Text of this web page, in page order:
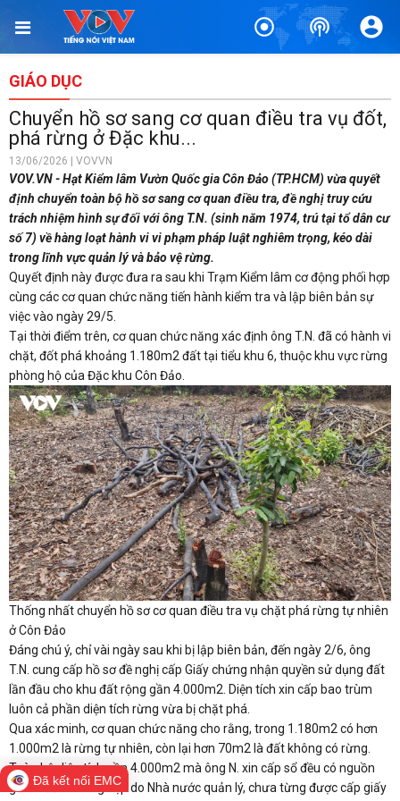
GIÁO DỤC
Chuyển hồ sơ sang cơ quan điều tra vụ đốt,
phá rừng ở Đặc khu...
13/06/2026 | VOVVN
VOV.VN - Hạt Kiểm lâm Vườn Quốc gia Côn Đảo (TP.HCM) vừa quyết
định chuyển toàn bộ hồ sơ sang cơ quan điều tra, đề nghị truy cứu
trách nhiệm hình sự đối với ông T.N. (sinh năm 1974, trú tại tổ dân cư
số 7) về hàng loạt hành vi vi phạm pháp luật nghiêm trọng, kéo dài
trong lĩnh vực quản lý và bảo vệ rừng.
Quyết định này được đưa ra sau khi Trạm Kiểm lâm cơ động phối hợp
cùng các cơ quan chức năng tiến hành kiểm tra và lập biên bản sự
việc vào ngày 29/5.
Tại thời điểm trên, cơ quan chức năng xác định ông T.N. đã có hành vi
chặt, đốt phá khoảng 1.180m2 đất tại tiểu khu 6, thuộc khu vực rừng
phòng hộ của Đặc khu Côn Đảo.
Thống nhất chuyển hồ sơ cơ quan điều tra vụ chặt phá rừng tự nhiên
ở Côn Đảo
Đáng chú ý, chỉ vài ngày sau khi bị lập biên bản, đến ngày 2/6, ông
T.N. cung cấp hồ sơ đề nghị cấp Giấy chứng nhận quyền sử dụng đất
lần đầu cho khu đất rộng gần 4.000m2. Diện tích xin cấp bao trùm
luôn cả phần diện tích rừng vừa bị chặt phá.
Qua xác minh, cơ quan chức năng cho rằng, trong 1.180m2 có hơn
1.000m2 là rừng tự nhiên, còn lại hơn 70m2 là đất không có rừng.
Toàn bộ diện tích gần 4.000m2 mà ông N. xin cấp sổ đều có nguồn
gốc là đất lâm nghiệp do Nhà nước quản lý, chưa từng được cấp giấy
Đã kết nối EMC